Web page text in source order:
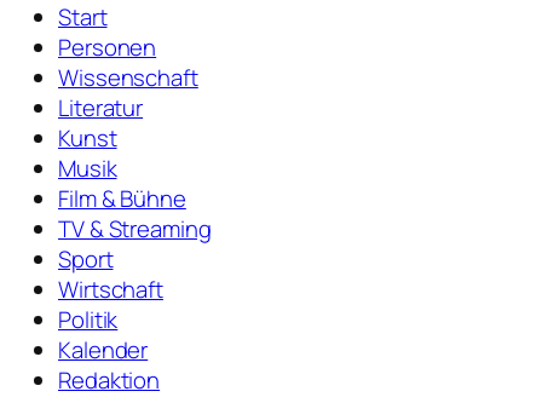
Start
Personen
Wissenschaft
Literatur
Kunst
Musik
Film & Bühne
TV & Streaming
Sport
Wirtschaft
Politik
Kalender
Redaktion